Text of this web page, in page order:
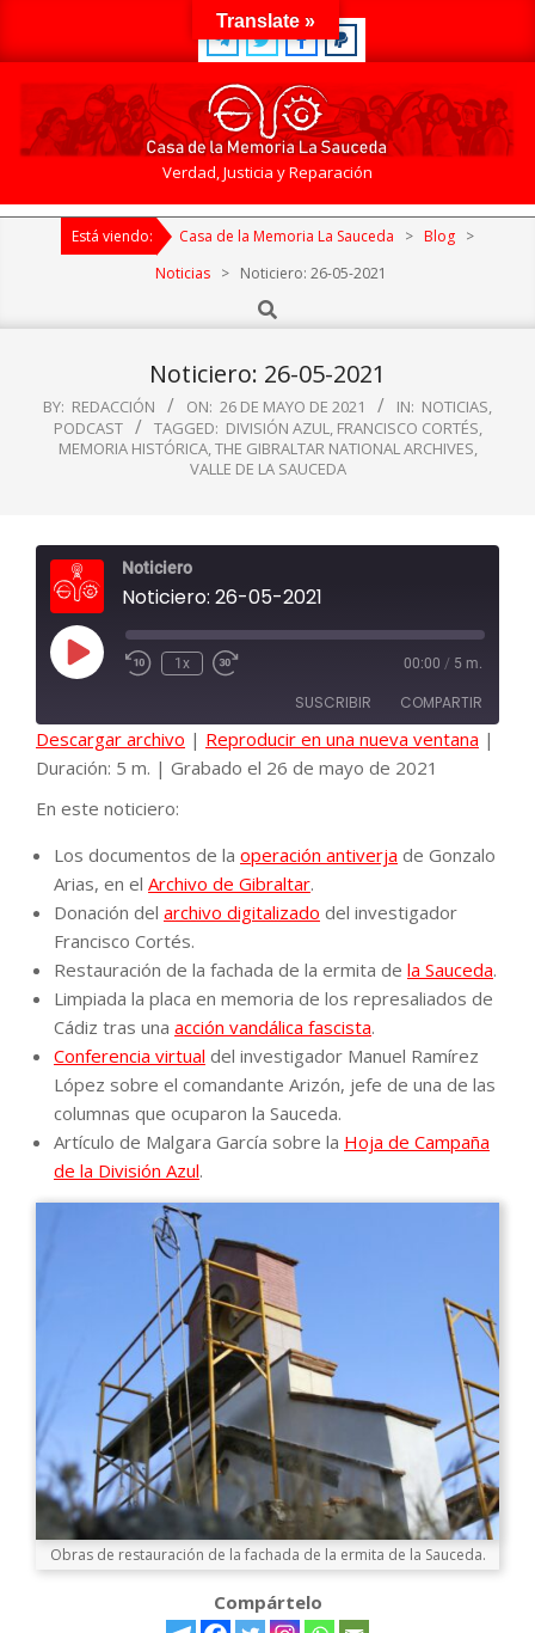
de
Sauceda
Verdad, Justicia y Reparación
Primary
NavigationEstá viendo: Casa de la Memoria La Sauceda > Blog >
Noticias > Noticiero: 26-05-2021
Search
Noticiero: 26-05-2021
BY: REDACCIÓN ON: 26 DE MAYO DE 2021 IN: NOTICIAS,
PODCAST
TAGGED: DIVISIÓN AZUL, FRANCISCO CORTÉS,
MEMORIA HISTÓRICA,THE GIBRALTAR NATIONAL ARCHIVES,
VALLE DE LA SAUCEDA
Noticiero
Noticiero: 26-05-2021
Reproducir
episodio
1x 00:00 / 5 m.
SUSCRIBIR COMPARTIR
FEED RSS
COMPAR
TIR
ENLACE
INCRUST
AR
Descargar archivo | Reproducir en una nueva ventana |
Duración: 5 m. | Grabado el 26 de mayo de 2021
En este noticiero:
Los documentos de la operación antiverja de Gonzalo
Arias, en el Archivo de Gibraltar.
Donación del archivo digitalizado del investigador
Francisco Cortés.
Restauración de la fachada de la ermita de la Sauceda.
Limpiada la placa en memoria de los represaliados de
Cádiz tras una acción vandálica fascista.
Conferencia virtual del investigador Manuel Ramírez
López sobre el comandante Arizón, jefe de una de las
columnas que ocuparon la Sauceda.
Artículo de Malgara García sobre la Hoja de Campaña
de la División Azul.
Obras de restauración de la fachada de la ermita de la Sauceda.
Compártelo
Translate »